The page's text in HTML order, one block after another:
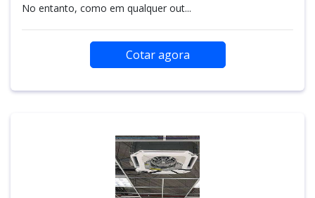
No entanto, como em qualquer out...
Cotar agora